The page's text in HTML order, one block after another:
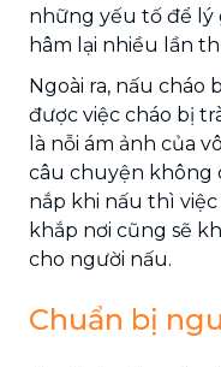
những yếu tố để lý
hâm lại nhiều lần
Ngoài ra, nấu cháo
được việc cháo bị
là nỗi ám ảnh của
câu chuyện không
nắp khi nấu thì
khắp nơi cũng sẽ
cho người nấu.
Chuẩn bị